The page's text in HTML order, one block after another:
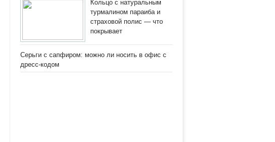
Кольцо с натуральным
турмалином параиба и
страховой полис — что
покрывает
Серьги с сапфиром: можно ли носить в офис с
дресс-кодом